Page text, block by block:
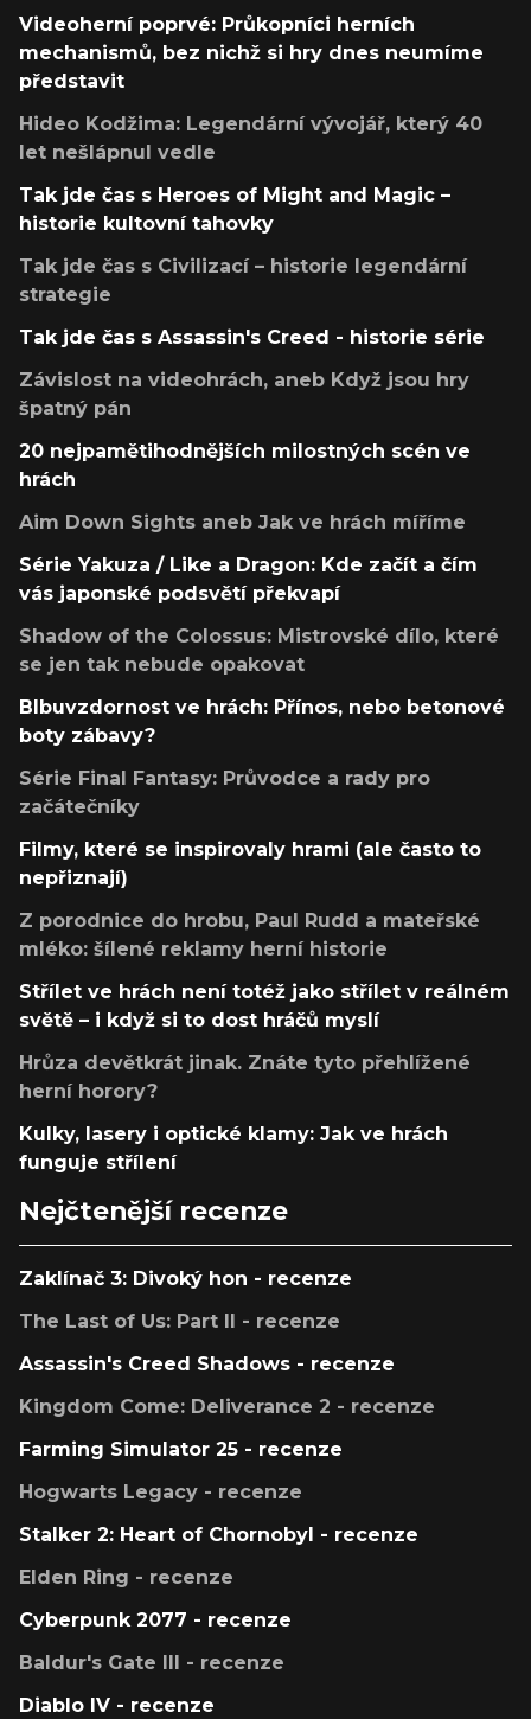
Videoherní poprvé: Průkopníci herních
mechanismů, bez nichž si hry dnes neumíme
představit
Hideo Kodžima: Legendární vývojář, který 40
let nešlápnul vedle
Tak jde čas s Heroes of Might and Magic –
historie kultovní tahovky
Tak jde čas s Civilizací – historie legendární
strategie
Tak jde čas s Assassin's Creed - historie série
Závislost na videohrách, aneb Když jsou hry
špatný pán
20 nejpamětihodnějších milostných scén ve
hrách
Aim Down Sights aneb Jak ve hrách míříme
Série Yakuza / Like a Dragon: Kde začít a čím
vás japonské podsvětí překvapí
Shadow of the Colossus: Mistrovské dílo, které
se jen tak nebude opakovat
Blbuvzdornost ve hrách: Přínos, nebo betonové
boty zábavy?
Série Final Fantasy: Průvodce a rady pro
začátečníky
Filmy, které se inspirovaly hrami (ale často to
nepřiznají)
Z porodnice do hrobu, Paul Rudd a mateřské
mléko: šílené reklamy herní historie
Střílet ve hrách není totéž jako střílet v reálném
světě – i když si to dost hráčů myslí
Hrůza devětkrát jinak. Znáte tyto přehlížené
herní horory?
Kulky, lasery i optické klamy: Jak ve hrách
funguje střílení
Nejčtenější recenze
Zaklínač 3: Divoký hon - recenze
The Last of Us: Part II - recenze
Assassin's Creed Shadows - recenze
Kingdom Come: Deliverance 2 - recenze
Farming Simulator 25 - recenze
Hogwarts Legacy - recenze
Stalker 2: Heart of Chornobyl - recenze
Elden Ring - recenze
Cyberpunk 2077 - recenze
Baldur's Gate III - recenze
Diablo IV - recenze